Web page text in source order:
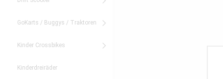
GoKarts / Buggys / Traktoren
Kinder Crossbikes
Kinderdreiräder